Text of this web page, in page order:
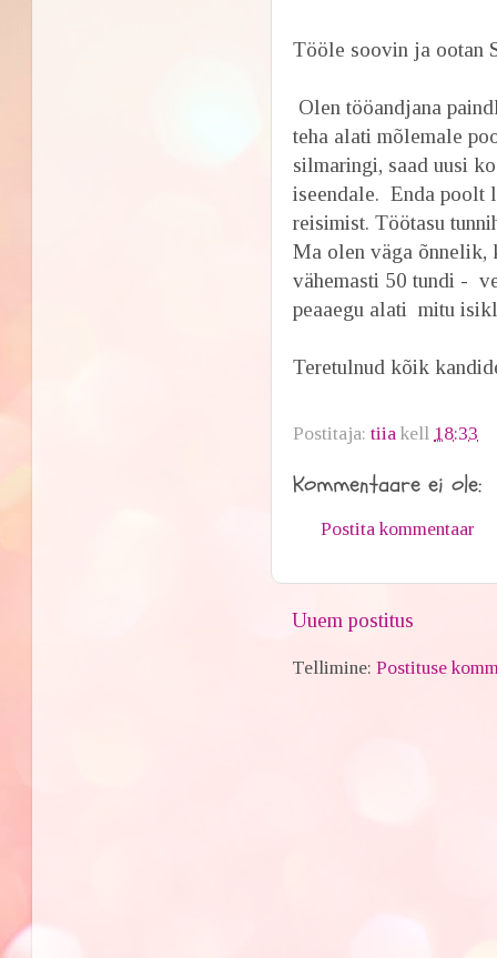
Tööle soovin ja ootan
Olen tööandjana
teha alati mõlemale
silmaringi, saad uusi
iseendale. Enda poolt
reisimist. Töötasu
Ma olen väga õnnelik,
vähemasti 50 tundi -
peaaegu alati mitu
Teretulnud kõik
Postitaja:tiia kell 18:33
Kommentaare ei ole:
Postita kommentaar
Uuem postitus
Tellimine:Postituse